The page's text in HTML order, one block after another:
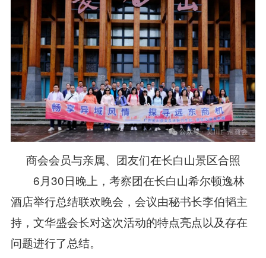
商会会员与亲属、团友们在长白山景区合照
6月30日晚上，考察团在长白山希尔顿逸林
酒店举行总结联欢晚会，会议由秘书长李伯韬主
持，文华盛会长对这次活动的特点亮点以及存在
问题进行了总结。